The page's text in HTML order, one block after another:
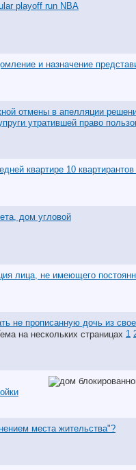
playoff run NBA
и назначение
отмены в апелляции
утратившей право
квартире 10
дом угловой
лица, не имеющего
не прописанную дочь из
1
места жительства"?